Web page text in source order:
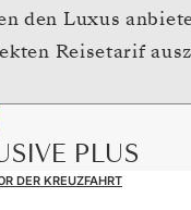
den Luxus
Reisetarif
PLUS
DER KREUZFAHRT